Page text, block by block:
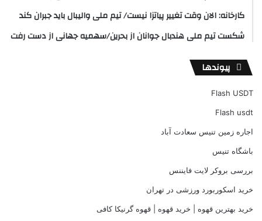
کارخانه: الان وقت تغییر پیاتزا نیست/ تیم ملی والیبال باید جبران کند
شکست تیم ملی هندبال جوانان از بحرین/سهمیه جهانی از دست رفت
پیوندها
Flash USDT
Flash usdt
اجاره زمین تنیس سعادت آباد
باشگاه تنیس
بررسی بروکر لایت فایننس
خرید اسکوربورد ورزشی در تهران
خرید بهترین قهوه | خرید قهوه | قهوه گرنیکا کافی